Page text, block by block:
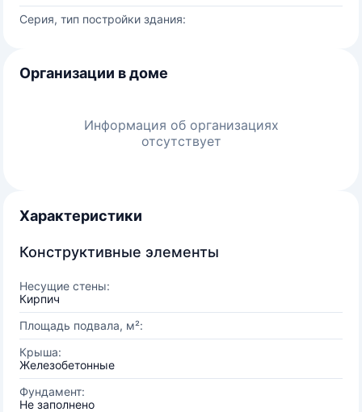
Серия, тип постройки здания:
Организации в доме
Информация об организациях
отсутствует
Характеристики
Конструктивные элементы
Несущие стены:
Кирпич
Площадь подвала, м²:
Крыша:
Железобетонные
Фундамент:
Не заполнено